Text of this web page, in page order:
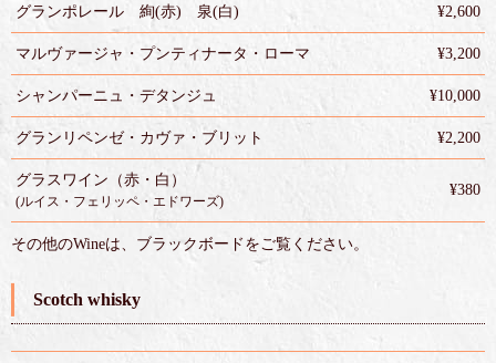
グランポレール 絢(赤) 泉(白) ¥2,600
マルヴァージャ・プンティナータ・ローマ ¥3,200
シャンパーニュ・デタンジュ ¥10,000
グランリペンゼ・カヴァ・ブリット ¥2,200
グラスワイン（赤・白）
(ルイス・フェリッペ・エドワーズ)
¥380
その他のWineは、ブラックボードをご覧ください。
Scotch whisky